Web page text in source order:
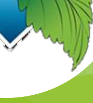
BLACK FRIDAY ĐUBRIVA &
414